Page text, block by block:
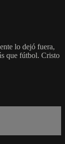
lo dejó fuera,
que fútbol. Cristo